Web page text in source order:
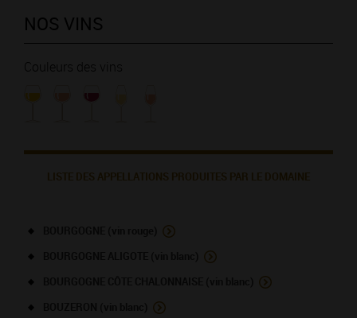
NOS VINS
Couleurs des vins
LISTE DES APPELLATIONS PRODUITES PAR LE DOMAINE